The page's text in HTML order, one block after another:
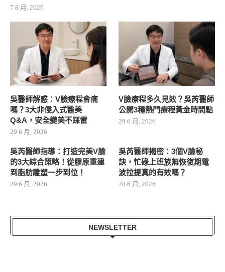
7 8 月, 2026
吳醫師解惑：V臉療程會痛
嗎？3大非侵入式醫美
Q&A，安全變美不踩雷
29 6 月, 2026
V臉療程多久見效？吳芮醫師
公開3種熱門療程黃金時間點
29 6 月, 2026
吳芮醫師指導：打造完美V臉
的3大綜合策略！從膠原重建
到脂肪雕塑一步到位！
29 6 月, 2026
吳芮醫師揭密：3個V臉秘
訣，忙碌上班族無恢復期電
波拉提真的有效嗎？
28 6 月, 2026
NEWSLETTER